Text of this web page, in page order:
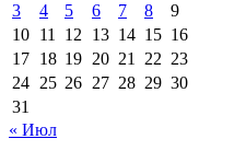
3
4 5 6 7 8
9
10 11 12 13 14 15 16
17 18 19 20 21 22 23
24 25 26 27 28 29 30
31
« Июл